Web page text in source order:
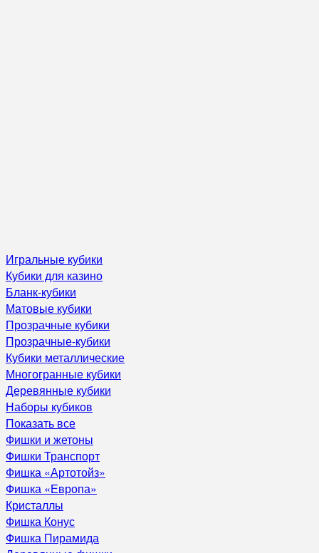
Игральные кубики
Кубики для казино
Бланк-кубики
Матовые кубики
Прозрачные кубики
Прозрачные-кубики
Кубики металлические
Многогранные кубики
Деревянные кубики
Наборы кубиков
Показать все
Фишки и жетоны
Фишки Транспорт
Фишка «Артотойз»
Фишка «Европа»
Кристаллы
Фишка Конус
Фишка Пирамида